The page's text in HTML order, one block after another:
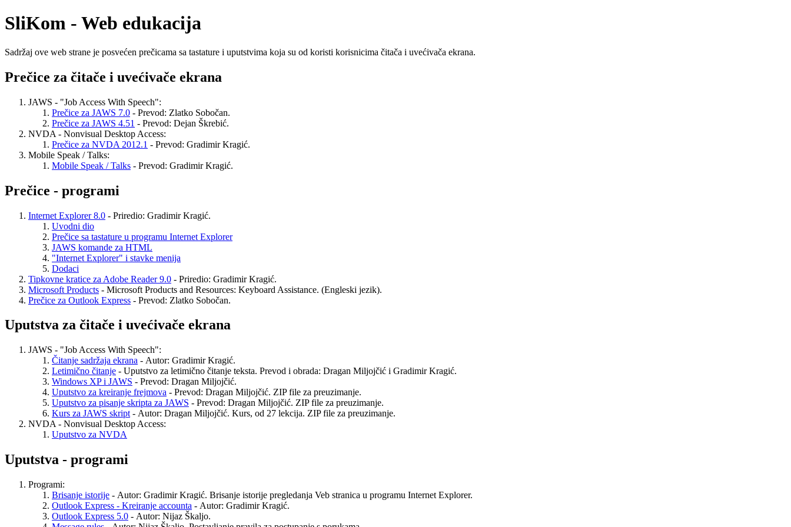
SliKom - Web edukacija
Sadržaj ove web strane je posvećen prečicama sa tastature i uputstvima koja su od koristi korisnicima čitača i uvećivača ekrana.
Prečice za čitače i uvećivače ekrana
JAWS - "Job Access With Speech":
Prečice za JAWS 7.0 - Prevod: Zlatko Sobočan.
Prečice za JAWS 4.51 - Prevod: Dejan Škrebić.
NVDA - Nonvisual Desktop Access:
Prečice za NVDA 2012.1 - Prevod: Gradimir Kragić.
Mobile Speak / Talks:
Mobile Speak / Talks - Prevod: Gradimir Kragić.
Prečice - programi
Internet Explorer 8.0 - Priredio: Gradimir Kragić.
Uvodni dio
Prečice sa tastature u programu Internet Explorer
JAWS komande za HTML
"Internet Explorer" i stavke menija
Dodaci
Tipkovne kratice za Adobe Reader 9.0 - Priredio: Gradimir Kragić.
Microsoft Products - Microsoft Products and Resources: Keyboard Assistance. (Engleski jezik).
Prečice za Outlook Express - Prevod: Zlatko Sobočan.
Uputstva za čitače i uvećivače ekrana
JAWS - "Job Access With Speech":
Čitanje sadržaja ekrana - Autor: Gradimir Kragić.
Letimično čitanje - Uputstvo za letimično čitanje teksta. Prevod i obrada: Dragan Miljojčić i Gradimir Kragić.
Windows XP i JAWS - Prevod: Dragan Miljojčić.
Uputstvo za kreiranje frejmova - Prevod: Dragan Miljojčić. ZIP file za preuzimanje.
Uputstvo za pisanje skripta za JAWS - Prevod: Dragan Miljojčić. ZIP file za preuzimanje.
Kurs za JAWS skript - Autor: Dragan Miljojčić. Kurs, od 27 lekcija. ZIP file za preuzimanje.
NVDA - Nonvisual Desktop Access:
Uputstvo za NVDA
Uputstva - programi
Programi:
Brisanje istorije - Autor: Gradimir Kragić. Brisanje istorije pregledanja Veb stranica u programu Internet Explorer.
Outlook Express - Kreiranje accounta - Autor: Gradimir Kragić.
Outlook Express 5.0 - Autor: Nijaz Škaljo.